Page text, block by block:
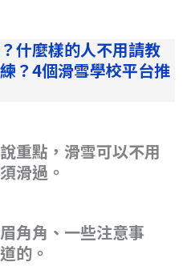
什麼樣的人不用請教
？4個滑雪學校平台推
重點，滑雪可以不用
滑過。
角角、一些注意事
的。